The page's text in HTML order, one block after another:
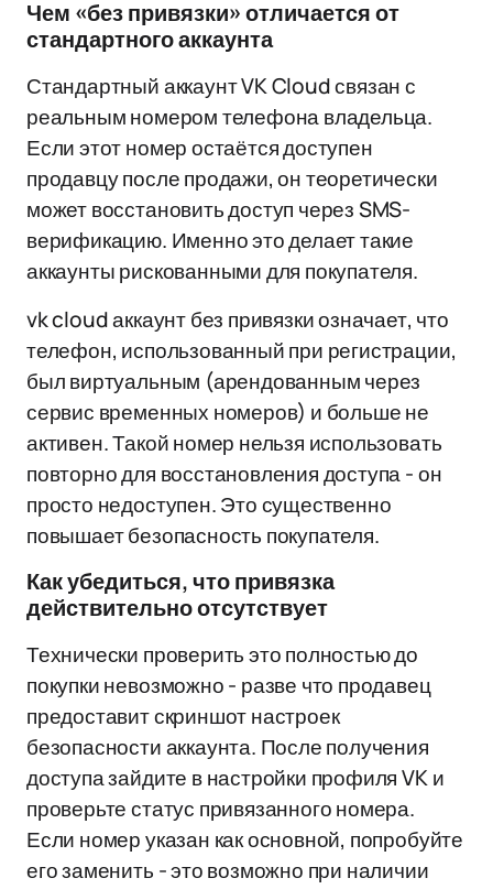
Чем «без привязки» отличается от
стандартного аккаунта
Стандартный аккаунт VK Cloud связан с
реальным номером телефона владельца.
Если этот номер остаётся доступен
продавцу после продажи, он теоретически
может восстановить доступ через SMS-
верификацию. Именно это делает такие
аккаунты рискованными для покупателя.
vk cloud аккаунт без привязки означает, что
телефон, использованный при регистрации,
был виртуальным (арендованным через
сервис временных номеров) и больше не
активен. Такой номер нельзя использовать
повторно для восстановления доступа - он
просто недоступен. Это существенно
повышает безопасность покупателя.
Как убедиться, что привязка
действительно отсутствует
Технически проверить это полностью до
покупки невозможно - разве что продавец
предоставит скриншот настроек
безопасности аккаунта. После получения
доступа зайдите в настройки профиля VK и
проверьте статус привязанного номера.
Если номер указан как основной, попробуйте
его заменить - это возможно при наличии